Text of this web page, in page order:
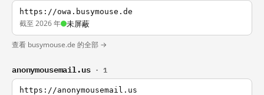
https://owa.busymouse.de
截至 2026 年 未屏蔽
查看 busymouse.de 的全部 →
anonymousemail.us · 1
https://anonymousemail.us